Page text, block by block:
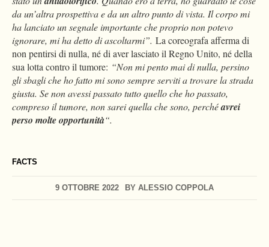
FACTS
9 OTTOBRE 2022 BY ALESSIO COPPOLA
da un’altra prospettiva e da un altro punto di vista. Il corpo mi
ha lanciato un segnale importante che proprio non potevo
ignorare, mi ha detto di ascoltarmi”. La coreografa afferma di
non pentirsi di nulla, né di aver lasciato il Regno Unito, né della
sua lotta contro il tumore: “Non mi pento mai di nulla, persino
gli sbagli che ho fatto mi sono sempre serviti a trovare la strada
giusta. Se non avessi passato tutto quello che ho passato,
compreso il tumore, non sarei quella che sono, perchéavrei
perso molte opportunità“.